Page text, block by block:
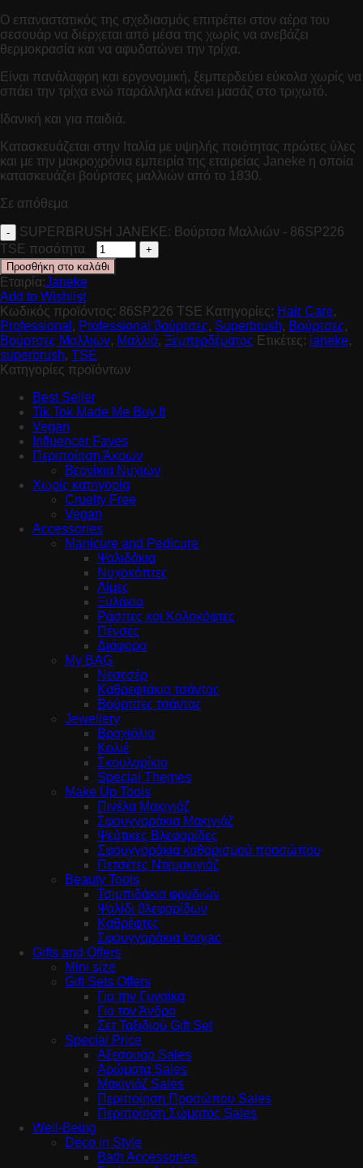
Ο επαναστατικός της σχεδιασμός επιτρέπει στον αέρα του
σεσουάρ να διέρχεται από μέσα της χωρίς να ανεβάζει
θερμοκρασία και να αφυδατώνει την τρίχα.
Είναι πανάλαφρη και εργονομική, ξεμπερδεύει εύκολα χωρίς να
σπάει την τρίχα ενώ παράλληλα κάνει μασάζ στο τριχωτό.
Ιδανική και για παιδιά.
Κατασκευάζεται στην Ιταλία με υψηλής ποιότητας πρώτες ύλες
και με την μακροχρόνια εμπειρία της εταιρείας Janeke η οποία
κατασκευάζει βούρτσες μαλλιών από το 1830.
Σε απόθεμα
SUPERBRUSH JANEKE: Βούρτσα Μαλλιών - 86SP226
TSE ποσότητα
Προσθήκη στο καλάθι
Εταιρία:Janeke
Add to Wishlist
Κωδικός προϊόντος: 86SP226 TSE Κατηγορίες: Hair Care,
Professional , Professional βούρτσες, Superbrush, Βούρτσες,
Βούρτσες Μαλλιών, Μαλλιά, Ξεμπερδέματος Ετικέτες: janeke,
superbrush, TSE
Κατηγορίες προϊόντων
Best Seller
Tik Tok Made Me Buy It
Vegan
Influencer Faves
Περιποίηση Άκρων
Βερνίκια Νυχιών
Χωρίς κατηγορία
Cruelty Free
Vegan
Accessories
Manicure and Pedicure
Ψαλιδάκια
Νυχοκόπτες
Λίμες
Ξυλάκια
Ράσπες και Καλοκόφτες
Πένσες
Διάφορα
My BAG
Νεσεσέρ
Καθρεφτάκια τσάντας
Βούρτσες τσάντας
Jewellery
Βραχιόλια
Κολιέ
Σκουλαρίκια
Special Themes
Make Up Tools
Πινέλα Μακιγιάζ
Σφουγγαράκια Μακιγιάζ
Ψεύτικες Βλεφαρίδες
Σφουγγαράκια καθαρισμού προσώπου
Πετσέτες Ντεμακιγιάζ
Beauty Tools
Τσιμπιδάκια φρυδιών
Ψαλίδι βλεφαρίδων
Καθρέφτες
Σφουγγαράκια konjac
Gifts and Offers
Mini size
Gift Sets Offers
Για την Γυναίκα
Για τον Άνδρα
Σετ Ταξιδιού Gift Set
Special Price
Αξεσουάρ Sales
Αρώματα Sales
Μακιγιάζ Sales
Περιποίηση Προσώπου Sales
Περιποίηση Σώματος Sales
Well-Being
Deco in Style
Bath Accessories